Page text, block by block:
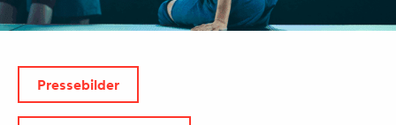
JOURNAL
Pressebilder